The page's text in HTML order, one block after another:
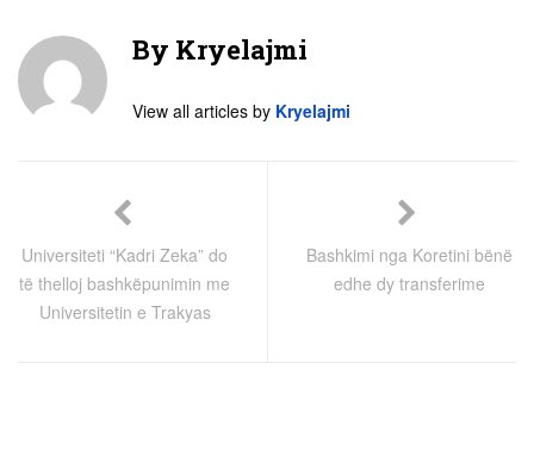
By Kryelajmi
View all articles by Kryelajmi
Universiteti “Kadri Zeka” do
të thelloj bashkëpunimin me
Universitetin e Trakyas
Bashkimi nga Koretini bënë
edhe dy transferime